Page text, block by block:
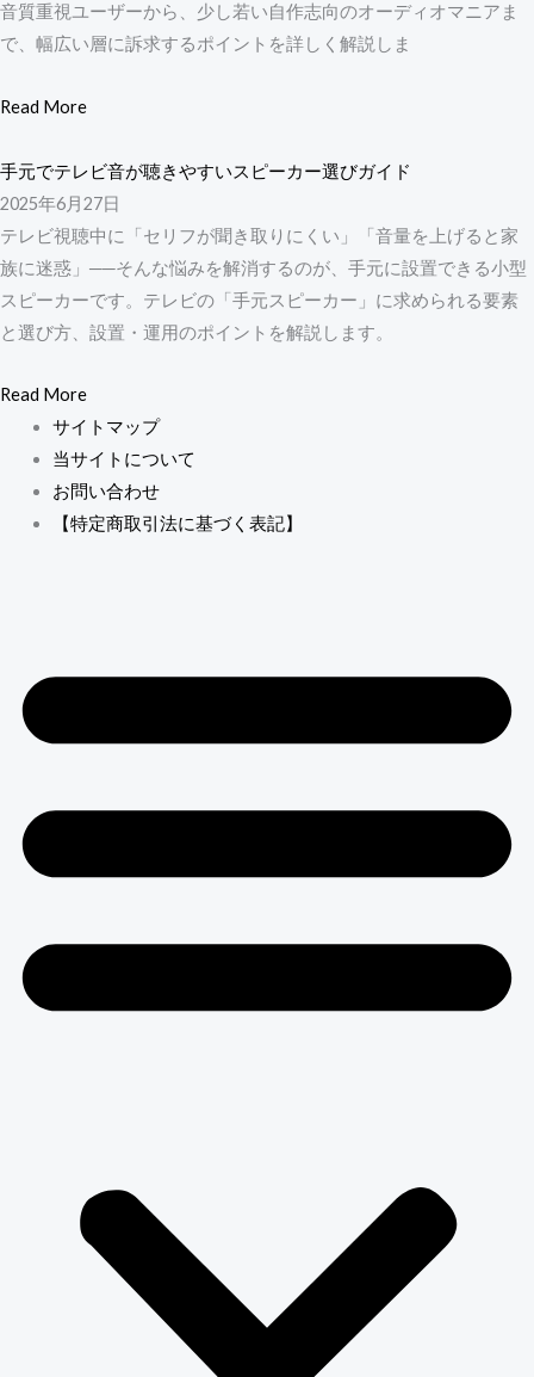
音質重視ユーザーから、少し若い自作志向のオーディオマニアま
で、幅広い層に訴求するポイントを詳しく解説しま
Read More
手元でテレビ音が聴きやすいスピーカー選びガイド
2025年6月27日
テレビ視聴中に「セリフが聞き取りにくい」「音量を上げると家
族に迷惑」──そんな悩みを解消するのが、手元に設置できる小型
スピーカーです。テレビの「手元スピーカー」に求められる要素
と選び方、設置・運用のポイントを解説します。
Read More
サイトマップ
当サイトについて
お問い合わせ
【特定商取引法に基づく表記】